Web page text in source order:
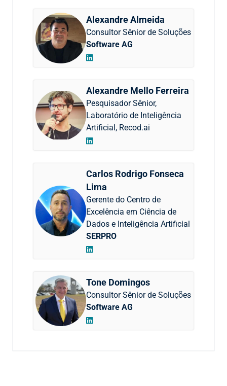
Alexandre Almeida
Consultor Sênior de Soluções
Software AG
Alexandre Mello Ferreira
Pesquisador Sênior,
Laboratório de Inteligência
Artificial, Recod.ai
Carlos Rodrigo Fonseca
Lima
Gerente do Centro de
Excelência em Ciência de
Dados e Inteligência Artificial
SERPRO
Tone Domingos
Consultor Sênior de Soluções
Software AG